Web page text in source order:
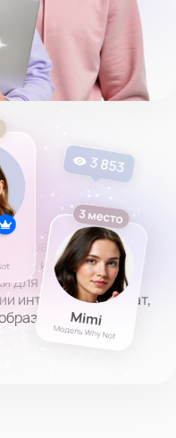
сможете принять
работы топовых
инструменты
для роста дохода,
интерьеров комнат,